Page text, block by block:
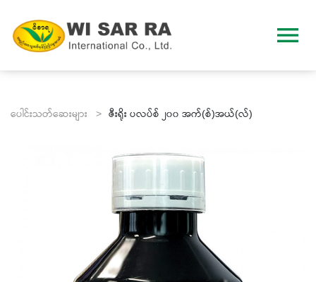
menu
ပေါင်းသတ်ဆေးများ > ဇီးရိုး ပလပ်စ် ၂၀၀ အက်(စ်)အယ်(လ်)